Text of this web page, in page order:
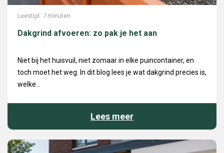
Leestijd: 7minuten
Dakgrind afvoeren: zo pak je het aan
Niet bij het huisvuil, niet zomaar in elke puincontainer, en
toch moet het weg. In dit blog lees je wat dakgrind precies is,
welke...
Lees meer